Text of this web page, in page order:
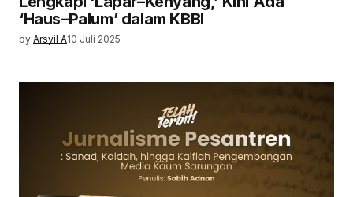
‘Haus–Palum’ dalam KBBI
by Arsyil A10 Juli 2025